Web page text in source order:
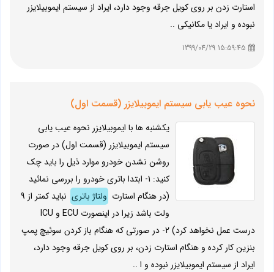
استارت زدن بر روی کویل جرقه وجود دارد، ایراد از سیستم ایموبیلایزر
نبوده و ایراد یا مکانیکی ..
نحوه عیب یابی سیستم ایموبیلایزر (قسمت اول)
یکشنبه ها با ایموبیلایزر نحوه عیب یابی
سیستم ایموبیلایزر (قسمت اول) در صورت
روشن نشدن خودرو موارد ذیل را باید چک
کنید: 1- ابتدا باتری خودرو را بررسی نمائید
(در هنگام استارت ولتاژ باتری
نباید کمتر از 9
ولت باشد زیرا در اینصورت ECU و ICU
درست عمل نخواهد کرد) 2- در صورتی که هنگام باز کردن سوئیچ پمپ
بنزین کار کرده و هنگام استارت زدن، بر روی کویل جرقه وجود دارد،
ایراد از سیستم ایموبیلایزر نبوده و ا ..